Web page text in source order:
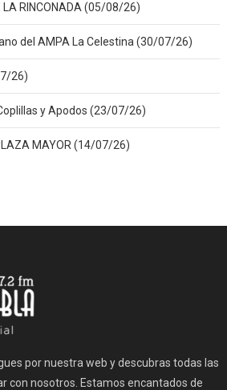
LA RINCONADA (05/08/26)
del AMPA La Celestina (30/07/26)
26)
y Apodos (23/07/26)
MAYOR (14/07/26)
por nuestra web y descubras todas las
con nosotros. Estamos encantados de